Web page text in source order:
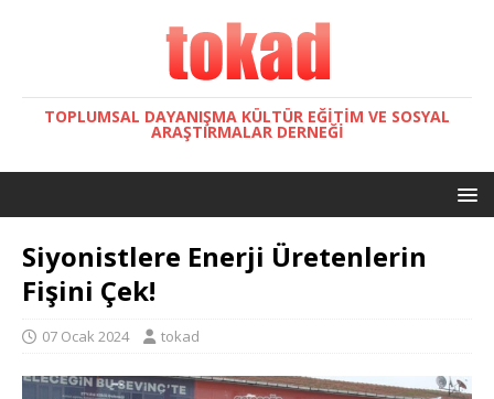
TOPLUMSAL DAYANIŞMA KÜLTÜR EĞITIM VE SOSYAL
ARAŞTIRMALAR DERNEĞI
Siyonistlere Enerji Üretenlerin
Fişini Çek!
07 Ocak 2024 tokad